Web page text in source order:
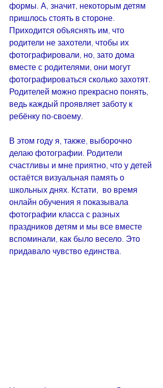
формы. А, значит, некоторым детям
пришлось стоять в стороне.
Приходится объяснять им, что
родители не захотели, чтобы их
фотографировали, но, зато дома
вместе с родителями, они могут
фотографироваться сколько захотят.
Родителей можно прекрасно понять,
ведь каждый проявляет заботу к
ребёнку по-своему.
В этом году я, также, выборочно
делаю фотографии. Родители
счастливы и мне приятно, что у детей
остаётся визуальная память о
школьных днях. Кстати,  во время
онлайн обучения я показывала
фотографии класса с разных
праздников детям и мы все вместе
вспоминали, как было весело. Это
придавало чувство единства.